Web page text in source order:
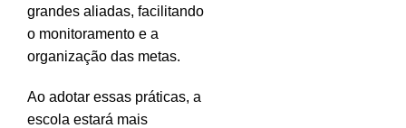
grandes aliadas, facilitando
o monitoramento e a
organização das metas.
Ao adotar essas práticas, a
escola estará mais